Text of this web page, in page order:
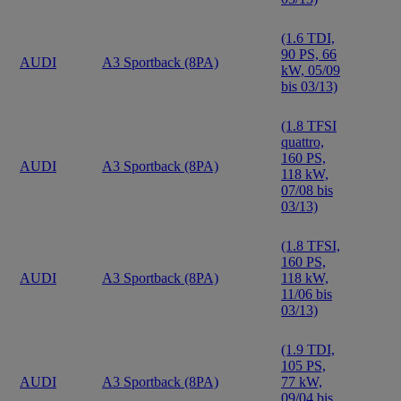
AUDI A3 Sportback (8PA)
(1.6 TDI,
90 PS, 66
kW, 05/09
bis 03/13)
AUDI A3 Sportback (8PA)
(1.8 TFSI
quattro,
160 PS,
118 kW,
07/08 bis
03/13)
AUDI A3 Sportback (8PA)
(1.8 TFSI,
160 PS,
118 kW,
11/06 bis
03/13)
AUDI A3 Sportback (8PA)
(1.9 TDI,
105 PS,
77 kW,
09/04 bis